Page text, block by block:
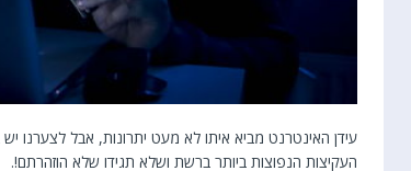
עידן האינטרנט מביא איתו לא מעט יתרונות, אבל לצערנו
העקיצות הנפוצות ביותר ברשת ושלא תגידו שלא הוזהרתם!.